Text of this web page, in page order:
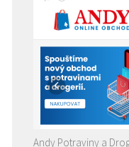
Andy Potraviny a